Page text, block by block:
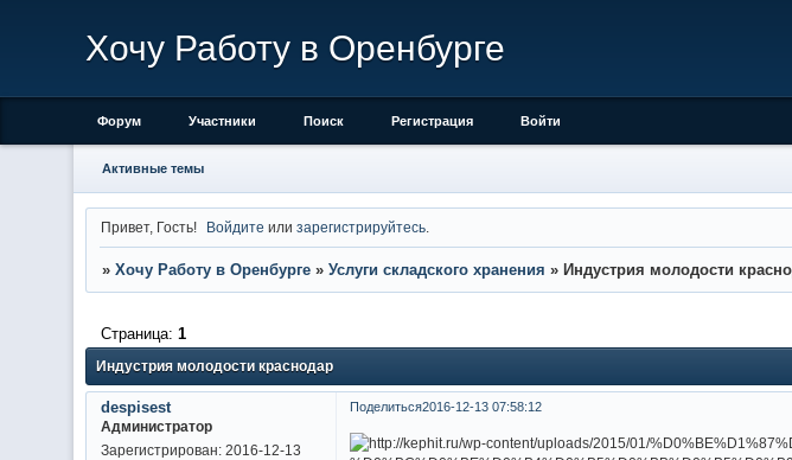
Хочу Работу в Оренбурге
Форум Участники Поиск Регистрация Войти
Активные темы
Привет, Гость! Войдите илизарегистрируйтесь
» Хочу Работу в Оренбурге » Услуги складского хранения » Индустрия молодости
Индустрия молодости краснодар
Страница: 1
Поделиться2016-12-13 07:58:12
despisest
Администратор
Зарегистрирован: 2016-12-13